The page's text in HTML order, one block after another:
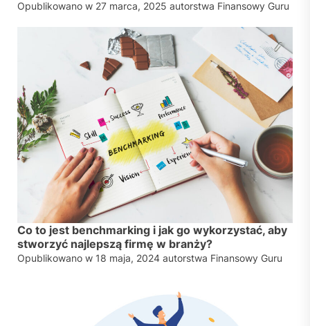
Opublikowano w 27 marca, 2025 autorstwa Finansowy Guru
Co to jest benchmarking i jak go wykorzystać, aby
stworzyć najlepszą firmę w branży?
Opublikowano w 18 maja, 2024 autorstwa Finansowy Guru